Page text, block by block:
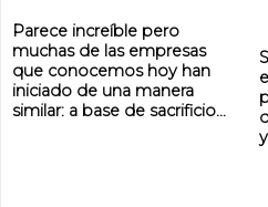
Parece increíble pero
muchas de las empresas
que conocemos hoy han
iniciado de una manera
similar: a base de sacrificio...